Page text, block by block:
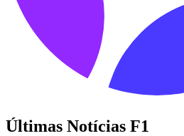
Últimas Notícias F1